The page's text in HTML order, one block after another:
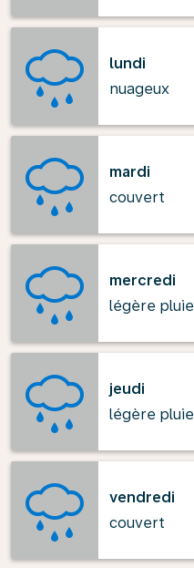
lundi
nuageux
mardi
couvert
mercredi
légère pluie
jeudi
légère pluie
vendredi
couvert